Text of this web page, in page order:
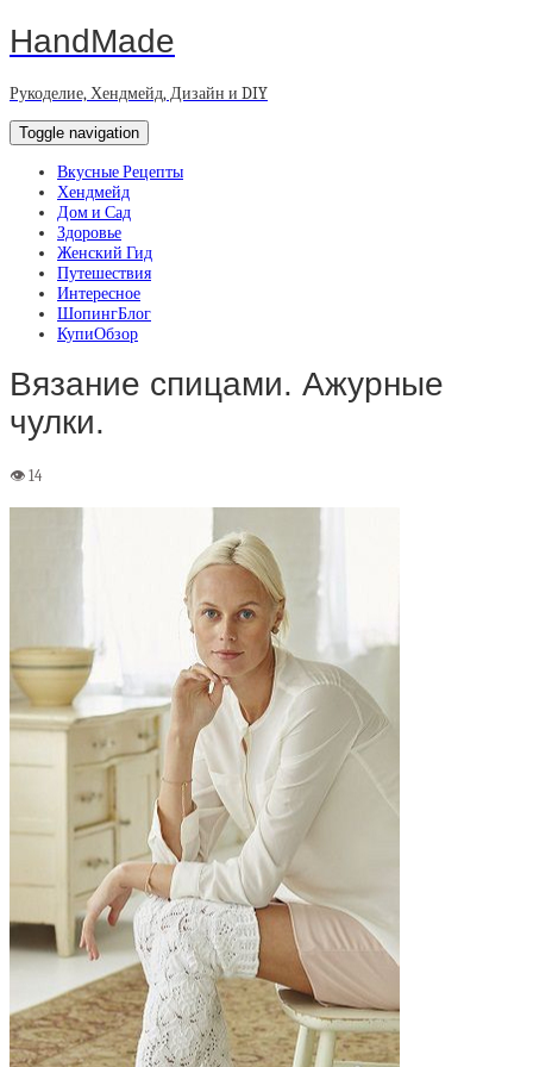
HandMade
Рукоделие, Хендмейд, Дизайн и DIY
Toggle navigation
Вкусные Рецепты
Хендмейд
Дом и Сад
Здоровье
Женский Гид
Путешествия
Интересное
ШопингБлог
КупиОбзор
Вязание спицами. Ажурные
чулки.